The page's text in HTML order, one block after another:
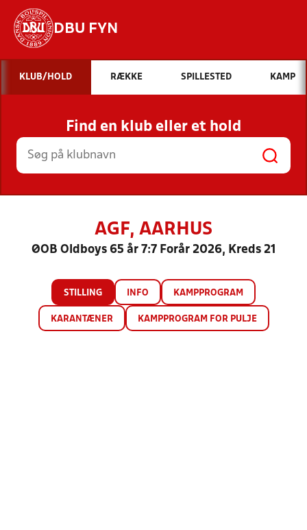
DBU FYN
Hvad vil du søge efter?
INDHOLD OG NYHEDER
STILLINGER, RESULTATER, KLUBBER OG
HOLD
KLUB/HOLD RÆKKE SPILLESTED KAMP
Find en klub eller et hold
AGF, AARHUS
ØOB Oldboys 65 år 7:7 Forår 2026, Kreds 21
STILLING INFO KAMPPROGRAM
KARANTÆNER KAMPPROGRAM FOR PULJE